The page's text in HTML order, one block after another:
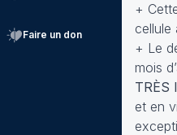
Faire un don
+
cellule
+ Le
mois
TRÈS
et en